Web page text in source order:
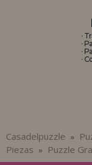
·
·
·
·
Casadelpuzzle »
Piezas » Puzzle